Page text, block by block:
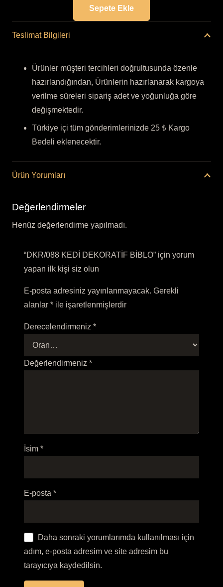
DKR/088
adet
Sepete Ekle
Teslimat Bilgileri
Ürünler müşteri tercihleri doğrultusunda özenle
hazırlandığından, Ürünlerin hazırlanarak kargoya
verilme süreleri sipariş adet ve yoğunluğa göre
değişmektedir.
Türkiye içi tüm gönderimlerinizde 25 ₺ Kargo
Bedeli eklenecektir.
Ürün Yorumları
Değerlendirmeler
Henüz değerlendirme yapılmadı.
“DKR/088 KEDİ DEKORATİF BİBLO” için yorum
yapan ilk kişi siz olun
E-posta adresiniz yayınlanmayacak. Gerekli
alanlar * ile işaretlenmişlerdir
Derecelendirmeniz *
Değerlendirmeniz *
İsim *
E-posta *
Daha sonraki yorumlarımda kullanılması için
adım, e-posta adresim ve site adresim bu
tarayıcıya kaydedilsin.